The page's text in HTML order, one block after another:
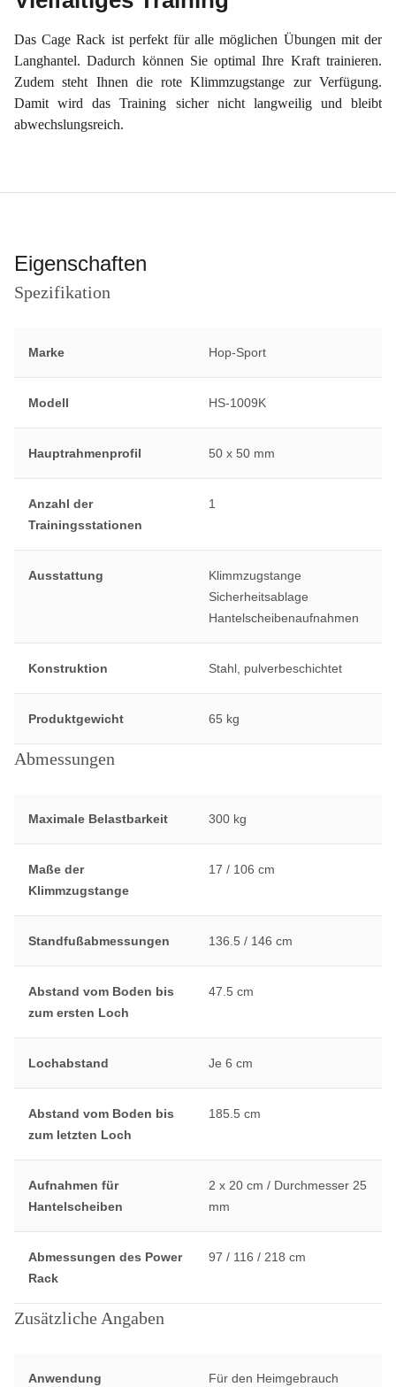
Das Cage Rack ist perfekt für alle möglichen Übungen mit der
Langhantel. Dadurch können Sie optimal Ihre Kraft trainieren.
Zudem steht Ihnen die rote Klimmzugstange zur Verfügung.
Damit wird das Training sicher nicht langweilig und bleibt
abwechslungsreich.
Eigenschaften
Spezifikation
Marke Hop-Sport
Modell HS-1009K
Hauptrahmenprofil 50 x 50 mm
Anzahl der
Trainingsstationen
1
Ausstattung
Klimmzugstange
Sicherheitsablage
Hantelscheibenaufnahmen
Konstruktion Stahl, pulverbeschichtet
Produktgewicht 65 kg
Abmessungen
Maximale Belastbarkeit 300 kg
Maße der
Klimmzugstange
17 / 106 cm
Standfußabmessungen 136.5 / 146 cm
Abstand vom Boden bis
zum ersten Loch
47.5 cm
Lochabstand Je 6 cm
Abstand vom Boden bis
zum letzten Loch
185.5 cm
Aufnahmen für
Hantelscheiben
2 x 20 cm / Durchmesser 25
mm
Abmessungen des Power
Rack
97 / 116 / 218 cm
Zusätzliche Angaben
Anwendung Für den Heimgebrauch